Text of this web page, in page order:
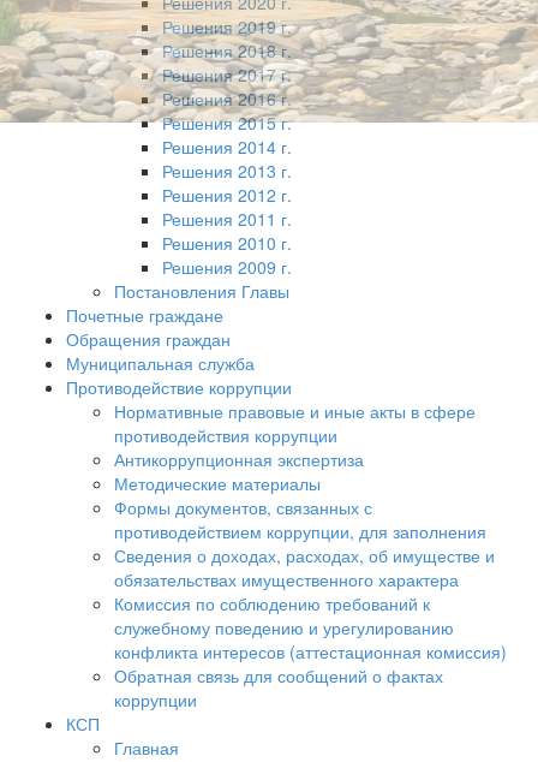
Решения 2019 г.
Решения 2018 г.
Решения 2017 г.
Решения 2016 г.
Решения 2015 г.
Решения 2014 г.
Решения 2013 г.
Решения 2012 г.
Решения 2011 г.
Решения 2010 г.
Решения 2009 г.
Постановления Главы
Почетные граждане
Обращения граждан
Муниципальная служба
Противодействие коррупции
Нормативные правовые и иные акты в сфере
противодействия коррупции
Антикоррупционная экспертиза
Методические материалы
Формы документов, связанных с
противодействием коррупции, для заполнения
Сведения о доходах, расходах, об имуществе и
обязательствах имущественного характера
Комиссия по соблюдению требований к
служебному поведению и урегулированию
конфликта интересов (аттестационная комиссия)
Обратная связь для сообщений о фактах
коррупции
КСП
Главная